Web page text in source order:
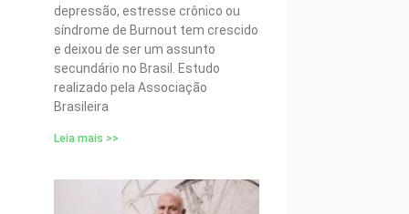
depressão, estresse crônico ou
síndrome de Burnout tem crescido
e deixou de ser um assunto
secundário no Brasil. Estudo
realizado pela Associação
Brasileira
Leia mais >>